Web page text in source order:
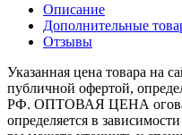
Описание
Дополнительные
Отзывы
Указанная цена товара на
публичной офертой,
РФ. ОПТОВАЯ ЦЕНА
определяется в